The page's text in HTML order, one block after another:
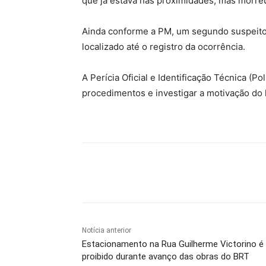
Ainda conforme a PM, um segundo
localizado até o registro da ocorrência.
A Perícia Oficial e Identificação Técnica
procedimentos e investigar a motivação do
Notícia anterior
Estacionamento na Rua Guilherme Victorino é
proibido durante avanço das obras do BRT